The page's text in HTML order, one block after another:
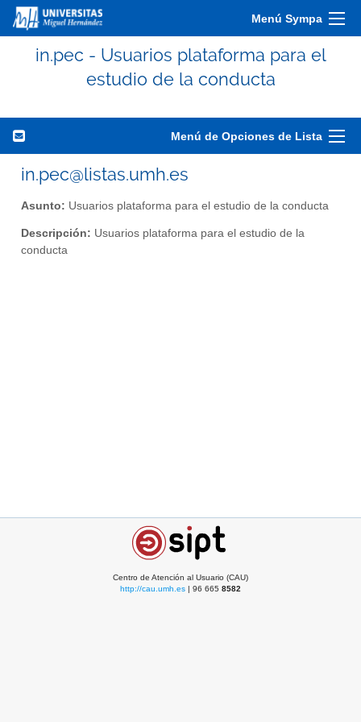
Menú Sympa
in.pec - Usuarios plataforma para el
estudio de la conducta
Menú de Opciones de Lista
in.pec@listas.umh.es
Asunto: Usuarios plataforma para el estudio de la conducta
Descripción: Usuarios plataforma para el estudio de la
conducta
Centro de Atención al Usuario (CAU)
http://cau.umh.es | 96 665 8582